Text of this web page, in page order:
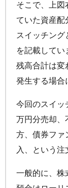
そこで、上図
ていた資産配
スイッチン
を記載して
残高合計は変
発生する場合
今回のスイッ
万円分売却、
方、債券ファ
入、という注
一般的に、株